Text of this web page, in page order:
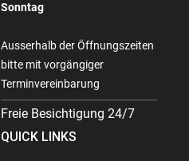
Sonntag
Ausserhalb der Öffnungszeiten
bitte mit vorgängiger
Terminvereinbarung
Freie Besichtigung 24/7
QUICK LINKS